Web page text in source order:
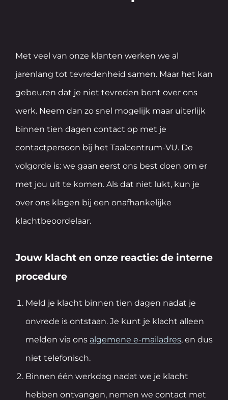
Met veel van onze klanten werken we al
jarenlang tot tevredenheid samen. Maar het kan
gebeuren dat je niet tevreden bent over ons
werk. Neem dan zo snel mogelijk maar uiterlijk
binnen tien dagen contact op met je
contactpersoon bij het Taalcentrum-VU. De
volgorde is: we gaan eerst ons best doen om er
met jou uit te komen. Als dat niet lukt, kun je
over ons klagen bij een onafhankelijke
klachtbeoordelaar.
Jouw klacht en onze reactie: de interne
procedure
Meld je klacht binnen tien dagen nadat je
onvrede is ontstaan. Je kunt je klacht alleen
melden via ons algemene e-mailadres, en dus
niet telefonisch.
Binnen één werkdag nadat we je klacht
hebben ontvangen, nemen we contact met